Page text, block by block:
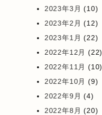
2023年3月 (10)
2023年2月 (12)
2023年1月 (22)
2022年12月 (22)
2022年11月 (10)
2022年10月 (9)
2022年9月 (4)
2022年8月 (20)